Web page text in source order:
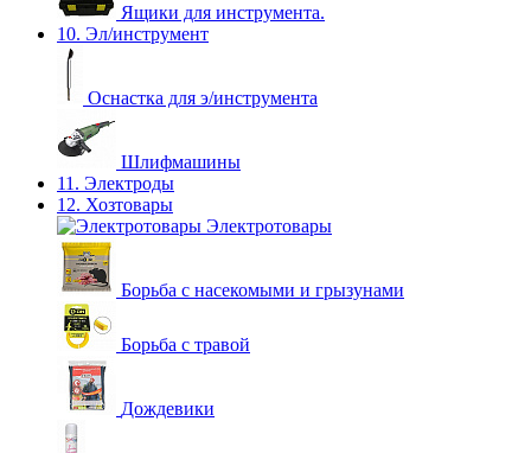
Ящики для инструмента.
10. Эл/инструмент
Оснастка для э/инструмента
Шлифмашины
11. Электроды
12. Хозтовары
Электротовары
Борьба с насекомыми и грызунами
Борьба с травой
Дождевики